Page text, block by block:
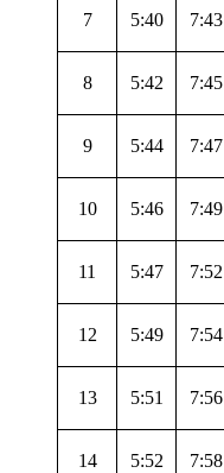
7 5:40 7:43
8 5:42 7:45
9 5:44 7:47
10 5:46 7:49
11 5:47 7:52
12 5:49 7:54
13 5:51 7:56
14 5:52 7:58